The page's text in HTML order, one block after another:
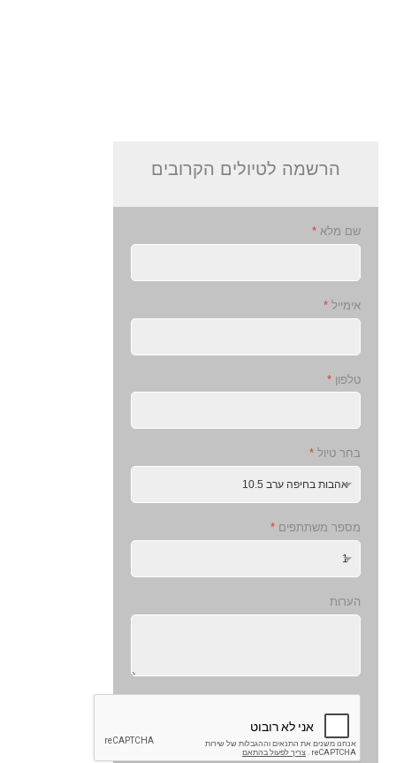
הרשמה לטיולים הקרובים
שם מלא *
אימייל *
טלפון *
בחר טיול *
מספר משתתפים *
הערות